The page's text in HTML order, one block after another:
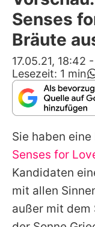
Alle
Senses
Bräute
17.05.21, 18:42 -
Lesezeit: 1 min
Sie haben
Senses for
Kandidaten
mit allen
außer mit dem